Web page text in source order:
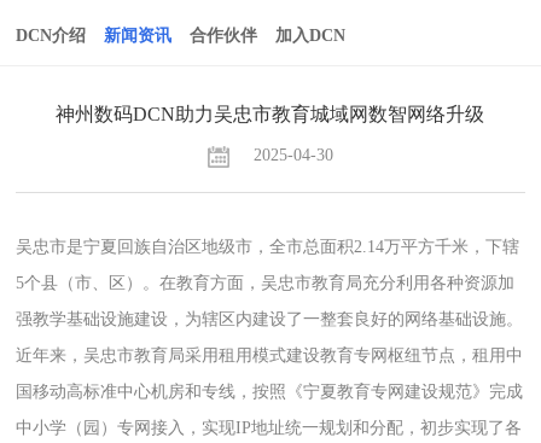
DCN介绍 新闻资讯 合作伙伴 加入DCN
神州数码DCN助力吴忠市教育城域网数智网络升级
2025-04-30
吴忠市是宁夏回族自治区地级市，全市总面积2.14万平方千米，下辖
5个县（市、区）。在教育方面，吴忠市教育局充分利用各种资源加
强教学基础设施建设，为辖区内建设了一整套良好的网络基础设施。
近年来，吴忠市教育局采用租用模式建设教育专网枢纽节点，租用中
国移动高标准中心机房和专线，按照《宁夏教育专网建设规范》完成
中小学（园）专网接入，实现IP地址统一规划和分配，初步实现了各